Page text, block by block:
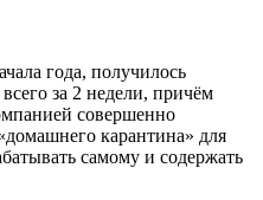
года, получилось
за 2 недели, причём
совершенно
карантина» для
самому и содержать